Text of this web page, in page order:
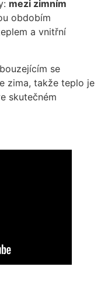
mezi zimním
obdobím
a vnitřní
se
zima, takže teplo je
skutečném